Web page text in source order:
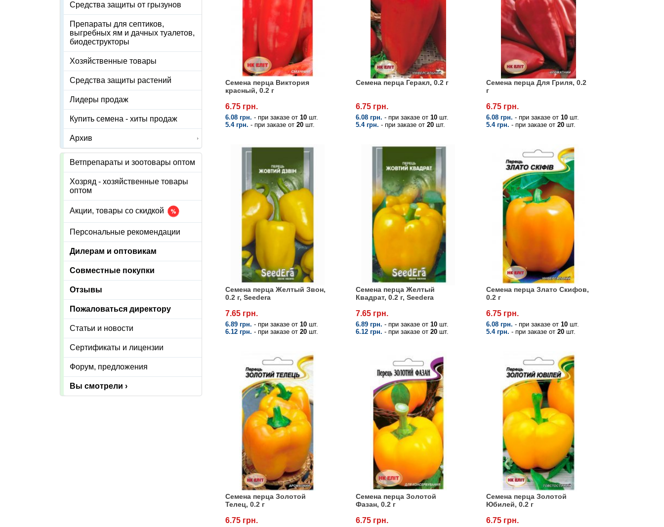
Семена перца Виктория
красный, 0.2 г
6.75 грн.
6.08 грн. - при заказе от 10 шт.
5.4 грн. - при заказе от 20 шт.
Семена перца Геракл, 0.2 г
6.75 грн.
6.08 грн. - при заказе от 10шт.
5.4 грн. - при заказе от 20шт.
Семена перца Для Гриля, 0.2
г
6.75 грн.
6.08 грн. - при заказе от 10шт.
5.4 грн. - при заказе от 20шт.
Семена перца Желтый Звон,
0.2 г, Seedera
7.65 грн.
6.89 грн. - при заказе от 10 шт.
6.12 грн. - при заказе от 20 шт.
Семена перца Желтый
Квадрат, 0.2 г, Seedera
7.65 грн.
6.89 грн. - при заказе от 10шт.
6.12 грн. - при заказе от 20шт.
Семена перца Злато Скифов,
0.2 г
6.75 грн.
6.08 грн. - при заказе от 10шт.
5.4 грн. - при заказе от 20шт.
Семена перца Золотой
Телец, 0.2 г
6.75 грн.
Семена перца Золотой
Фазан, 0.2 г
6.75 грн.
Семена перца Золотой
Юбилей, 0.2 г
6.75 грн.
Средства защиты от грызунов
Препараты для септиков,
выгребных ям и дачных туалетов,
биодеструкторы
Хозяйственные товары
Средства защиты растений
Лидеры продаж
Купить семена - хиты продаж
Архив
Ветпрепараты и зоотовары оптом
Хозряд - хозяйственные товары
оптом
Акции, товары со скидкой
Персональные рекомендации
Дилерам и оптовикам
Совместные покупки
Отзывы
Пожаловаться директору
Статьи и новости
Сертификаты и лицензии
Форум, предложения
Вы смотрели ›